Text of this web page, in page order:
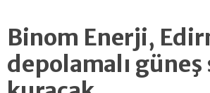
Binom Enerji,
depolamalı